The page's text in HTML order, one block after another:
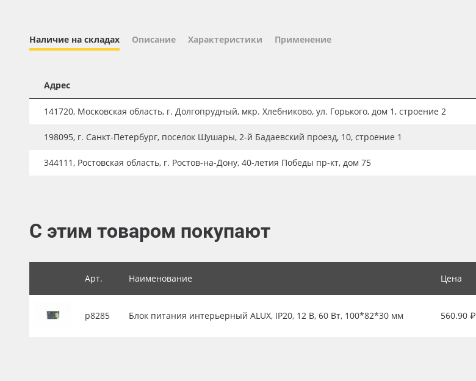
Новинки ассортимента
Плёнка монтажная Oratape
ПЭТ листовой
ПЭТ бэклит
Заготовки для сувениров
Наличие на складах Описание Характеристики Применение
Адрес
141720, Московская область, г. Долгопрудный, мкр. Хлебниково, ул. Горького, дом 1, строение 2
198095, г. Санкт-Петербург, поселок Шушары, 2-й Бадаевский проезд, 10, строение 1
344111, Ростовская область, г. Ростов-на-Дону, 40-летия Победы пр-кт, дом 75
С этим товаром покупают
Арт. Наименование Цена
р8285 Блок питания интерьерный ALUX, IP20, 12 В, 60 Вт, 100*82*30 мм 560.90 ₽